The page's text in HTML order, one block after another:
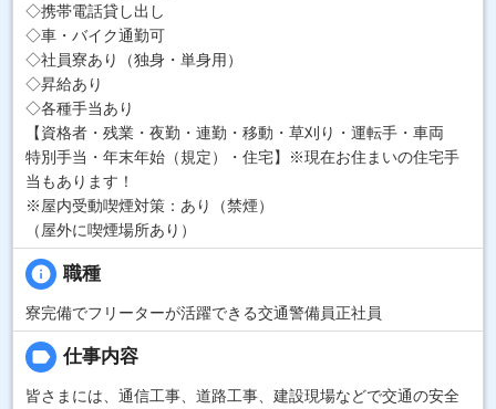
◇携帯電話貸し出し
◇車・バイク通勤可
◇社員寮あり（独身・単身用）
◇昇給あり
◇各種手当あり
【資格者・残業・夜勤・連勤・移動・草刈り・運転手・車両
特別手当・年末年始（規定）・住宅】※現在お住まいの住宅手
当もあります！
※屋内受動喫煙対策：あり（禁煙）
（屋外に喫煙場所あり）
info 職種
寮完備でフリーターが活躍できる交通警備員正社員
label 仕事内容
皆さまには、通信工事、道路工事、建設現場などで交通の安全